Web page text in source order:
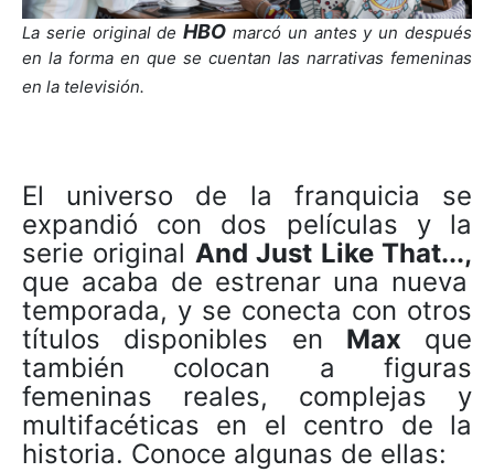
La serie original deHBO marcó un antes y un después
en la forma en que se cuentan las narrativas femeninas
en la televisión.
El universo de la franquicia se
expandió con dos películas y la
serie original And Just Like That...,
que acaba de estrenar una nueva
temporada, y se conecta con otros
títulos disponibles en Max que
también colocan a figuras
femeninas reales, complejas y
multifacéticas en el centro de la
historia. Conoce algunas de ellas: